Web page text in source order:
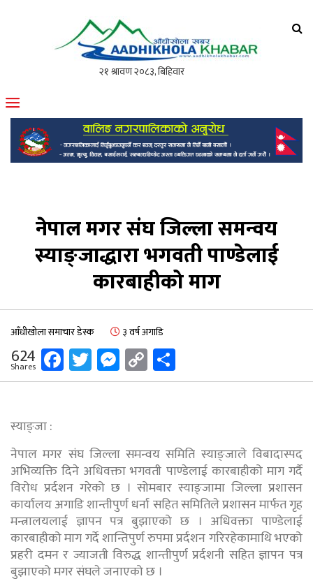
मोफसलकै लोकप्रिय अनलाइन पत्रिका
नेपाल मगर संघ जिल्ला समन्वय
स्याङ्जाद्धारा भगवती पाण्डेलाई
कारबाहीको माग
आँधीखोला समाचार डेस्क ३ वर्ष अगाडि
624
Shares Facebook
Twitter
Messenger
Copy
Link
स्याङ्जा :
नेपाल मगर संघ जिल्ला समन्वय समिति स्याङ्जाले विबादास्पद
अभिव्यक्ति दिने अधिवक्ता भगवती पाण्डेलाई कारबाहीको माग गर्दै
विरोध प्रर्दशन गरेको छ । सोमबार स्याङ्जामा जिल्ला प्रशासन
कार्यालय अगाडि शान्तीपुर्ण धर्ना सहित समितिले प्रशासन मार्फत गृह
मन्त्रालयलाई ज्ञापन पत्र बुझाएको छ । अधिवक्ता पाण्डेलाई
कारबाहीको माग गर्दे शान्तिपुर्ण रुपमा प्रर्दशन गरिरहेकामाथि भएको
प्रहरी दमन र ज्याजती विरुद्ध शान्तीपुर्ण प्रर्दशनी सहित ज्ञापन पत्र
बुझाएको मगर संघले जनाएको छ ।